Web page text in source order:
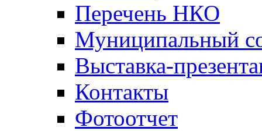
Перечень НКО
Муниципальный
Выставка-
Контакты
Фотоотчет